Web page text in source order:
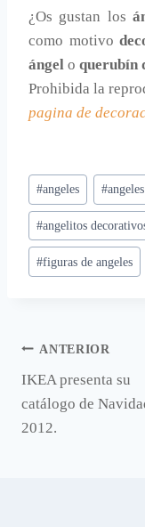
¿Os gustan los
como motivo
ángel o querubín
Prohibida la
pagina de
Etiquetas
de
la
entrada:
#angeles #
#angelitos
#figuras de angeles
Navegación
de
entradas
ANTERIOR
IKEA presenta su
catálogo de
2012.